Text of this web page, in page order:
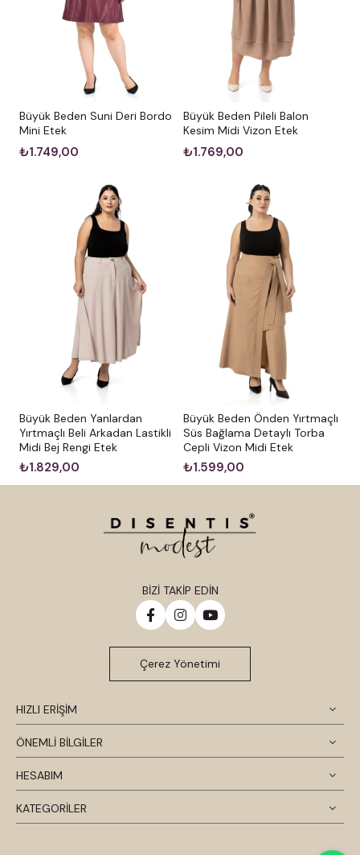
Büyük Beden Suni Deri Bordo
Mini Etek
₺1.749,00
Büyük Beden Pileli Balon
Kesim Midi Vizon Etek
₺1.769,00
Büyük Beden Yanlardan
Yırtmaçlı Beli Arkadan Lastikli
Midi Bej Rengi Etek
₺1.829,00
Büyük Beden Önden Yırtmaçlı
Süs Bağlama Detaylı Torba
Cepli Vizon Midi Etek
₺1.599,00
HIZLI ERİŞİM
ÖNEMLİ BİLGİLER
HESABIM
KATEGORİLER
BİZİ TAKİP EDİN
Çerez Yönetimi